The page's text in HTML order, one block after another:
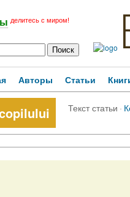
делитесь с миром!
Авторы Статьи
Текст статьи ·